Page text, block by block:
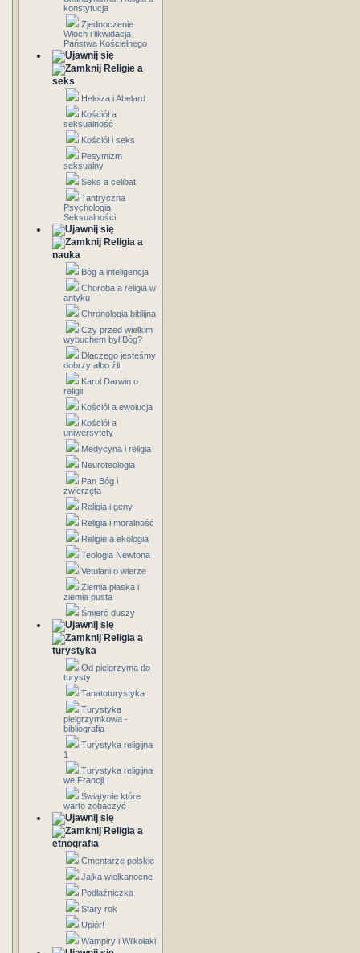
konstytucja
Zjednoczenie
Włoch i likwidacja
Państwa Kościelnego
Religie a
seks
Heloiza i Abelard
Kościół a
seksualność
Kościół i seks
Pesymizm
seksualny
Seks a celibat
Tantryczna
Psychologia
Seksualności
Religia a
nauka
Bóg a inteligencja
Choroba a religia w
antyku
Chronologia biblijna
Czy przed wielkim
wybuchem był Bóg?
Dlaczego jesteśmy
dobrzy albo źli
Karol Darwin o
religii
Kościół a ewolucja
Kościół a
uniwersytety
Medycyna i religia
Neuroteologia
Pan Bóg i
zwierzęta
Religia i geny
Religia i moralność
Religie a ekologia
Teologia Newtona
Vetulani o wierze
Ziemia płaska i
ziemia pusta
Śmierć duszy
Religia a
turystyka
Od pielgrzyma do
turysty
Tanatoturystyka
Turystyka
pielgrzymkowa -
bibliografia
Turystyka religijna
1
Turystyka religijna
we Francji
Świątynie które
warto zobaczyć
Religia a
etnografia
Cmentarze polskie
Jajka wielkanocne
Podłaźniczka
Stary rok
Upiór!
Wampiry i Wilkołaki